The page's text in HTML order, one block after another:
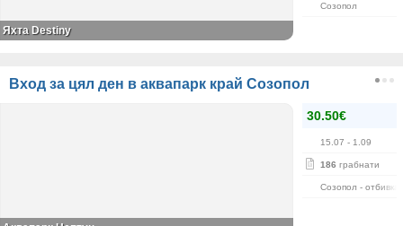
Созопол
Яхта Destiny
Вход за цял ден в аквапарк край Созопол
30.50€
15.07 - 1.09
186 грабнати
Созопол -